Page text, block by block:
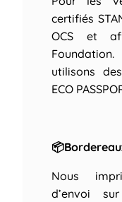
certifiés
OCS et
utilisons
ECO
Nous
d’envoi